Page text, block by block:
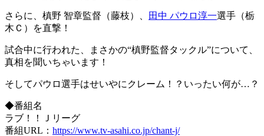
さらに、槙野 智章監督（藤枝）、 田中 パウロ淳一選手（栃
木Ｃ）を直撃！
試合中に行われた、まさかの“槙野監督タックル”について、
真相を聞いちゃいます！
そしてパウロ選手はせいやにクレーム！？いったい何が…？
◆番組名
ラブ！！Ｊリーグ
番組URL： https://www.tv-asahi.co.jp/chant-j/